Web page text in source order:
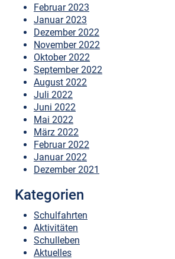
Februar 2023
Januar 2023
Dezember 2022
November 2022
Oktober 2022
September 2022
August 2022
Juli 2022
Juni 2022
Mai 2022
März 2022
Februar 2022
Januar 2022
Dezember 2021
Kategorien
Schulfahrten
Aktivitäten
Schulleben
Aktuelles